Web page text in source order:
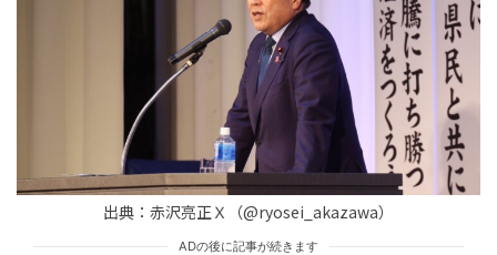
沖縄辺野古の転覆事故をめぐる文科省見解に志位和夫氏
が猛反発！教育内容への政治介入を批判する投稿にネッ
トで賛否両論
HUMAN（話題の人）
LEADERS
tend Editorial Team
「ろくなもんじゃねえ！」長渕剛さんが怒りの破産申し
立てに踏み切ったツアー売上金消滅騒動から考える個人
事務所の運営リスク
出典：赤沢亮正Ｘ（@ryosei_akazawa）
ADの後に記事が続きます